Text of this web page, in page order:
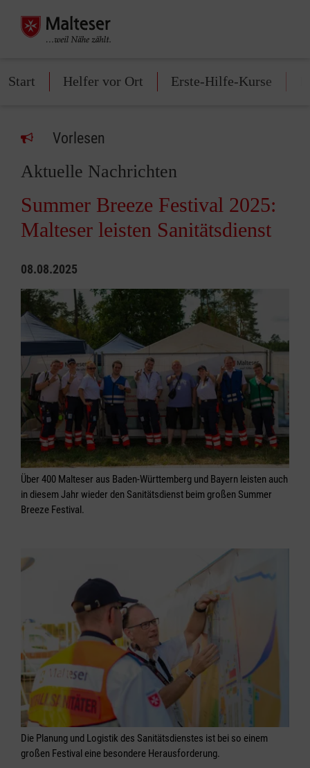
Start Helfer vor Ort Erste-Hilfe-Kurse
Vorlesen
Aktuelle Nachrichten
Summer Breeze Festival 2025:
Malteser leisten Sanitätsdienst
08.08.2025
Über 400 Malteser aus Baden-Württemberg und Bayern leisten auch
in diesem Jahr wieder den Sanitätsdienst beim großen Summer
Breeze Festival.
Die Planung und Logistik des Sanitätsdienstes ist bei so einem
großen Festival eine besondere Herausforderung.